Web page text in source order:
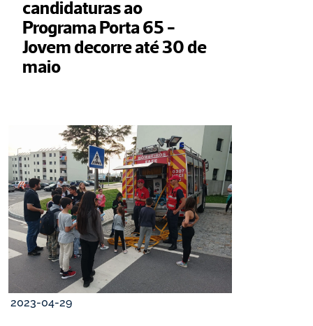
candidaturas ao
Programa Porta 65 -
Jovem decorre até 30 de
maio
2023-04-29